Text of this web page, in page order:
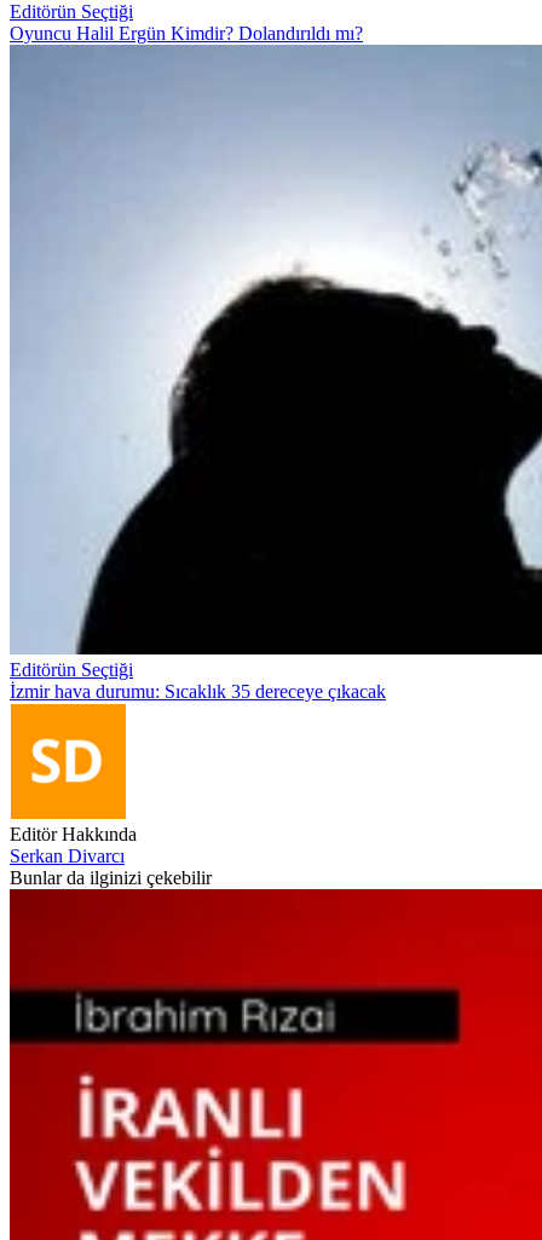
Editörün Seçtiği
Oyuncu Halil Ergün Kimdir? Dolandırıldı mı?
Editörün Seçtiği
İzmir hava durumu: Sıcaklık 35 dereceye çıkacak
Editör Hakkında
Serkan Divarcı
Bunlar da ilginizi çekebilir